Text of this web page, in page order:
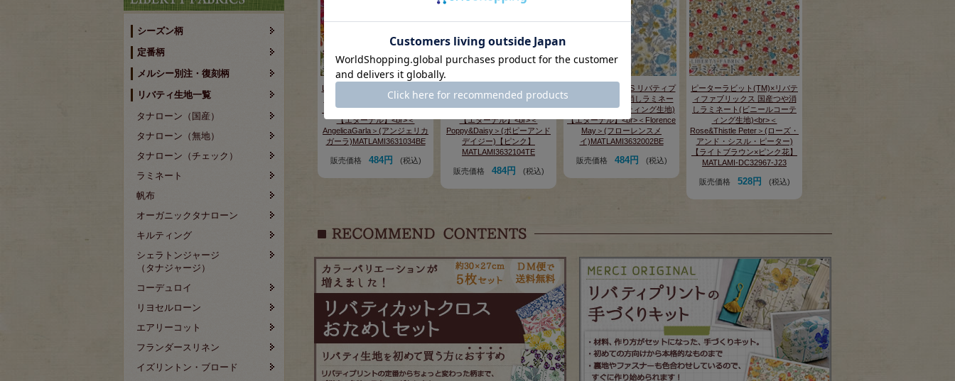
シーズン柄
定番柄
メルシー別注・復刻柄
リバティ生地一覧
タナローン（国産）
タナローン（無地）
タナローン（チェック）
ラミネート
帆布
オーガニックタナローン
キルティング
シェラトンジャージ
（タナジャージ）
コーデュロイ
リヨセルローン
エアリーコット
フランダースリネン
イズリントン・ブロード
LIBERTY FABRICS リバティプ
リント 国産つや消しラミネー
ト(ビニールコーティング生地)
【エターナル】<br>＜
AngelicaGarla＞(アンジェリカ
ガーラ)MATLAMI3631034BE
販売価格 484円 (税込)
リント 国産つや消しラミネー
ト(ビニールコーティング生地)
【エターナル】<br>＜
Poppy&Daisy＞(ポピーアンド
デイジー)【ピンク】
MATLAMI3632104TE
販売価格 484円 (税込)
LIBERTY FABRICS リバティプ
リント 国産つや消しラミネー
ト(ビニールコーティング生地)
【エターナル】<br>＜Florence
May＞(フローレンスメ
イ)MATLAMI3632002BE
販売価格 484円 (税込)
ピーターラビット(TM)×リバテ
ィファブリックス 国産つや消
しラミネート(ビニールコーテ
ィング生地)<br>＜
Rose&Thistle Peter＞(ローズ・
アンド・シスル・ピーター)
【ライトブラウン×ピンク花】
MATLAMI-DC32967-J23
販売価格 528円 (税込)